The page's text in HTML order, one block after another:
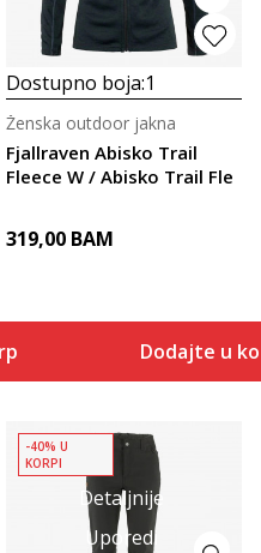
Dostupno boja:1
Fjallraven Abisko Trail
Fleece W / Abisko Trail Fle
Ženska outdoor jakna
319,00 BAM
Dodajte u
Detaljnije
Uporedi
-40% U
KORPI